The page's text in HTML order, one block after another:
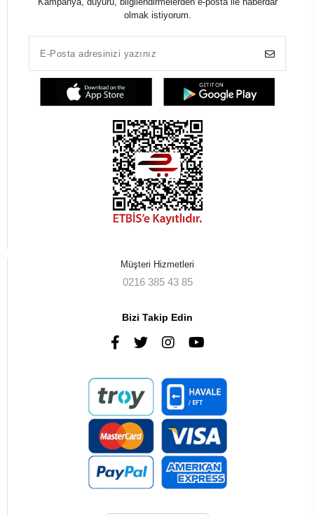
olmak istiyorum.
Müşteri Hizmetleri
0216 385 43 85
Bizi Takip Edin